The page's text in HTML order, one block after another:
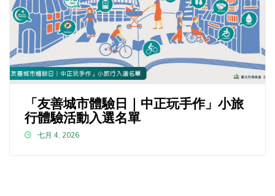
「友善城市體驗日｜中正玩手作」小旅
行體驗活動入選名單
七月 4, 2026